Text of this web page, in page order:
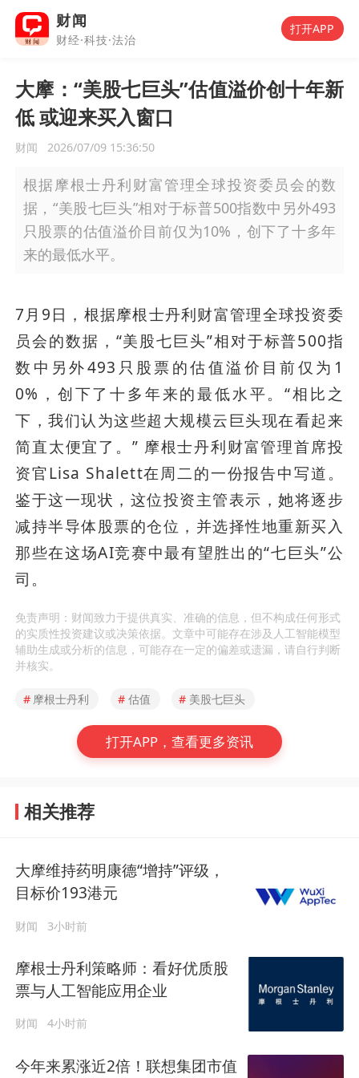
财闻
财经·科技·法治
打开APP
大摩：“美股七巨头”估值溢价创十年新
低 或迎来买入窗口
财闻 2026/07/09 15:36:50
根据摩根士丹利财富管理全球投资委员会的数
据，“美股七巨头”相对于标普500指数中另外493
只股票的估值溢价目前仅为10%，创下了十多年
来的最低水平。
7月9日，根据摩根士丹利财富管理全球投资委
员会的数据，“美股七巨头”相对于标普500指
数中另外493只股票的估值溢价目前仅为1
0%，创下了十多年来的最低水平。“相比之
下，我们认为这些超大规模云巨头现在看起来
简直太便宜了。” 摩根士丹利财富管理首席投
资官Lisa Shalett在周二的一份报告中写道。
鉴于这一现状，这位投资主管表示，她将逐步
减持半导体股票的仓位，并选择性地重新买入
那些在这场AI竞赛中最有望胜出的“七巨头”公
司。
免责声明：财闻致力于提供真实、准确的信息，但不构成任何形式
的实质性投资建议或决策依据。文章中可能存在涉及人工智能模型
辅助生成或分析的信息，可能存在一定的偏差或遗漏，请自行判断
并核实。
# 摩根士丹利 # 估值 # 美股七巨头
打开APP，查看更多资讯
相关推荐
大摩维持药明康德“增持”评级，
目标价193港元
财闻 3小时前
摩根士丹利策略师：看好优质股
票与人工智能应用企业
财闻 4小时前
今年来累涨近2倍！联想集团市值